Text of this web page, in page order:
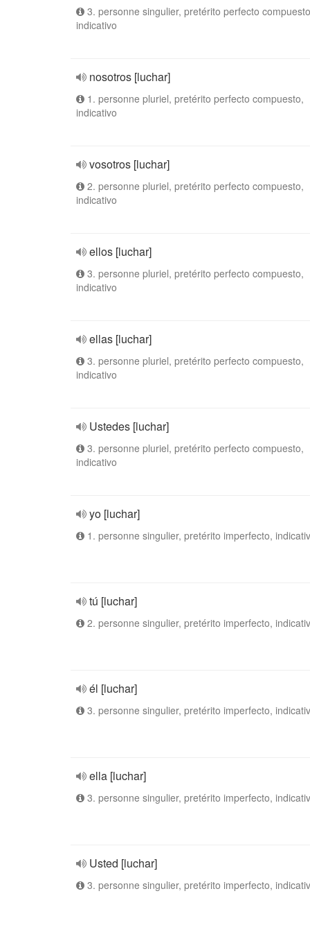
3. personne singulier, pretérito perfecto
indicativo
nosotros [luchar]
1. personne pluriel, pretérito perfecto compuesto,
indicativo
vosotros [luchar]
2. personne pluriel, pretérito perfecto compuesto,
indicativo
ellos [luchar]
3. personne pluriel, pretérito perfecto compuesto,
indicativo
ellas [luchar]
3. personne pluriel, pretérito perfecto compuesto,
indicativo
Ustedes [luchar]
3. personne pluriel, pretérito perfecto compuesto,
indicativo
yo [luchar]
1. personne singulier, pretérito imperfecto,
tú [luchar]
2. personne singulier, pretérito imperfecto,
él [luchar]
3. personne singulier, pretérito imperfecto,
ella [luchar]
3. personne singulier, pretérito imperfecto,
Usted [luchar]
3. personne singulier, pretérito imperfecto,